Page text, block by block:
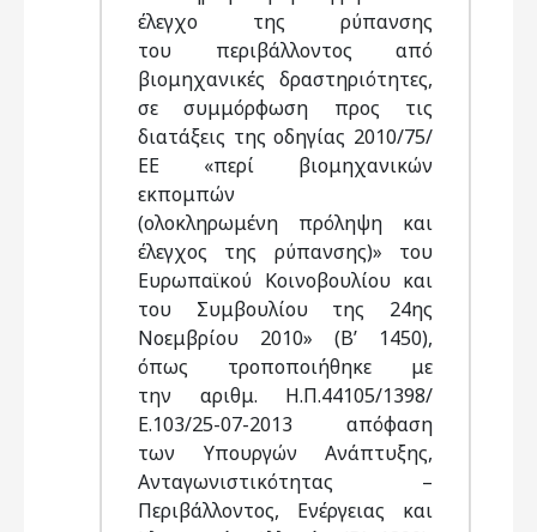
έλεγχο της ρύπανσης
του περιβάλλοντος από
βιομηχανικές δραστηριότητες,
σε συμμόρφωση προς τις
διατάξεις της οδηγίας 2010/75/
ΕΕ «περί βιομηχανικών
εκπομπών
(ολοκληρωμένη πρόληψη και
έλεγχος της ρύπανσης)» του
Ευρωπαϊκού Κοινοβουλίου και
του Συμβουλίου της 24ης
Νοεμβρίου 2010» (Β’ 1450),
όπως τροποποιήθηκε με
την αριθμ. Η.Π.44105/1398/
Ε.103/25-07-2013 απόφαση
των Υπουργών Ανάπτυξης,
Ανταγωνιστικότητας –
Περιβάλλοντος, Ενέργειας και